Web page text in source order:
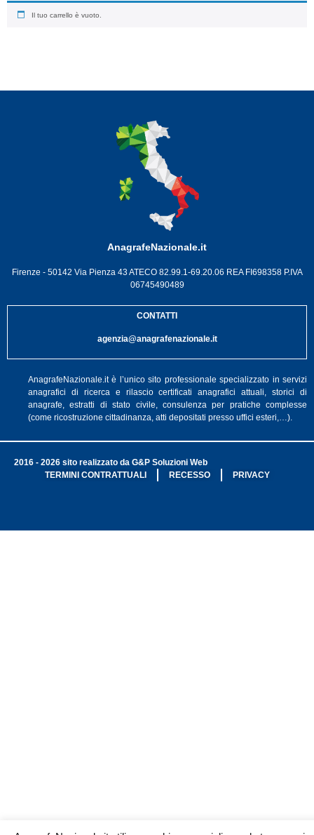
Il tuo carrello è vuoto.
AnagrafeNazionale.it
Firenze - 50142 Via Pienza 43 ATECO 82.99.1-69.20.06 REA FI698358 P.IVA
06745490489
CONTATTI
agenzia@anagrafenazionale.it
AnagrafeNazionale.it è l’unico sito professionale specializzato in servizi
anagrafici di ricerca e rilascio certificati anagrafici attuali, storici di
anagrafe, estratti di stato civile, consulenza per pratiche complesse
(come ricostruzione cittadinanza, atti depositati presso uffici esteri,…).
2016 - 2026 sito realizzato da G&P Soluzioni Web
TERMINI CONTRATTUALI
RECESSO PRIVACY